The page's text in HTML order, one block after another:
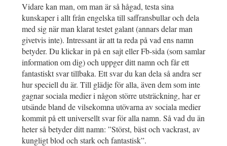
Vidare kan man, om man är så hågad, testa sina
kunskaper i allt från engelska till saffransbullar och dela
med sig när man klarat testet galant (annars delar man
givetvis inte). Intressant är att ta reda på vad ens namn
betyder. Du klickar in på en sajt eller Fb-sida (som samlar
information om dig) och uppger ditt namn och får ett
fantastiskt svar tillbaka. Ett svar du kan dela så andra ser
hur speciell du är. Till glädje för alla, även dem som inte
gagnar sociala medier i någon större utsträckning, har er
utsände bland de vilsekomna utövarna av sociala medier
kommit på ett universellt svar för alla namn. Så vad du än
heter så betyder ditt namn: ”Störst, bäst och vackrast, av
kungligt blod och stark och fantastisk”.